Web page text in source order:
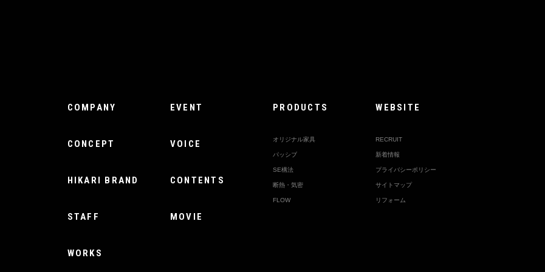
COMPANY
CONCEPT
HIKARI BRAND
STAFF
WORKS
EVENT
VOICE
CONTENTS
MOVIE
PRODUCTS
オリジナル家具
パッシブ
SE構法
断熱・気密
FLOW
WEBSITE
RECRUIT
新着情報
プライバシーポリシー
サイトマップ
リフォーム